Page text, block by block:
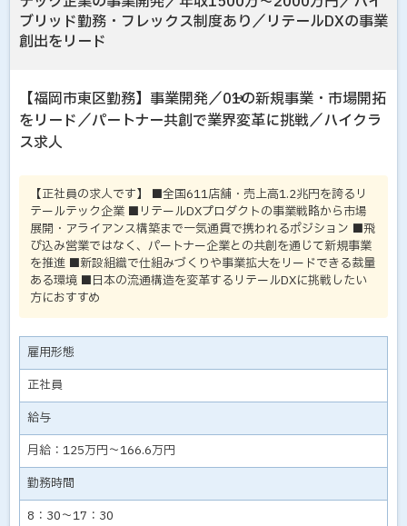
ブリッド勤務・フレックス制度あり／リテールDXの事業
創出をリード
【福岡市東区勤務】事業開発／0→1の新規事業・市場開拓
をリード／パートナー共創で業界変革に挑戦／ハイクラ
ス求人
【正社員の求人です】 ■全国611店舗・売上高1.2兆円を誇るリ
テールテック企業 ■リテールDXプロダクトの事業戦略から市場
展開・アライアンス構築まで一気通貫で携われるポジション ■飛
び込み営業ではなく、パートナー企業との共創を通じて新規事業
を推進 ■新設組織で仕組みづくりや事業拡大をリードできる裁量
ある環境 ■日本の流通構造を変革するリテールDXに挑戦したい
方におすすめ
雇用形態
正社員
給与
月給：125万円～166.6万円
勤務時間
8：30～17：30